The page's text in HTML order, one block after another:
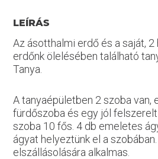
LEÍRÁS
Az ásotthalmi erdő és a saját,
erdőnk ölelésében található
Tanya.
A tanyaépületben 2 szoba van,
fürdőszoba és egy jól felszerelt
szoba 10 fős. 4 db emeletes
ágyat helyeztünk el a
elszállásolására alkalmas.